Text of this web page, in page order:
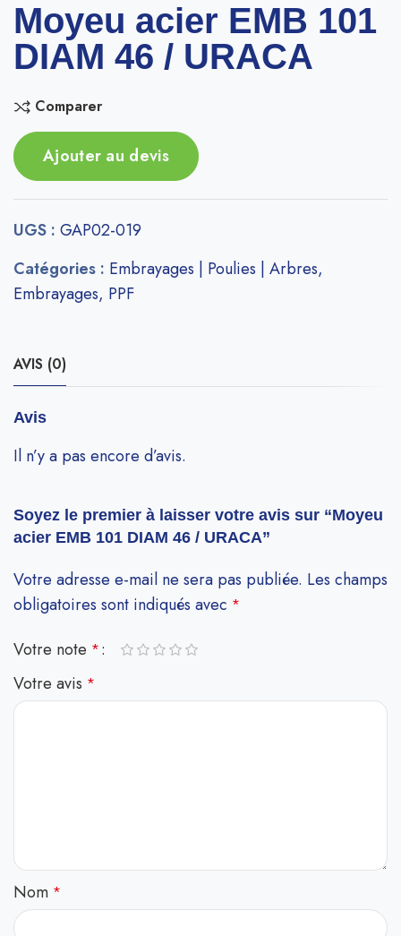
Moyeu acier EMB 101
DIAM 46 / URACA
Comparer
Ajouter au devis
UGS : GAP02-019
Catégories : Embrayages | Poulies | Arbres,
Embrayages, PPF
AVIS (0)
Avis
Il n’y a pas encore d’avis.
Soyez le premier à laisser votre avis sur “Moyeu
acier EMB 101 DIAM 46 / URACA”
Votre adresse e-mail ne sera pas publiée. Les champs
obligatoires sont indiqués avec *
Votre note *
Votre avis *
Nom *